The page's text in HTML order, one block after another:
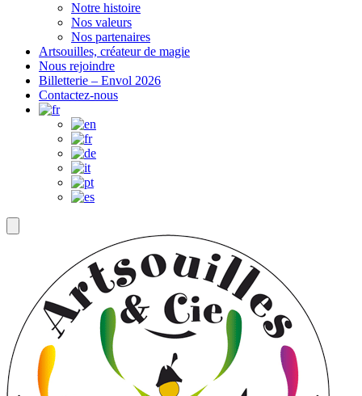
Notre histoire
Nos valeurs
Nos partenaires
Artsouilles, créateur de magie
Nous rejoindre
Billetterie – Envol 2026
Contactez-nous